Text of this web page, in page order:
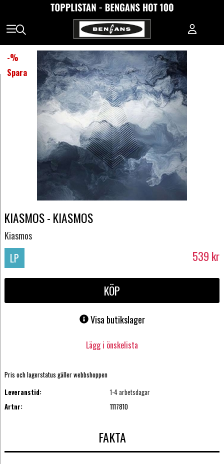
-%
Spara
KIASMOS - KIASMOS
Kiasmos
LP 539 kr
KÖP
Visa butikslager
Lägg i önskelista
Pris och lagerstatus gäller webbshoppen
Leveranstid:
1-4 arbetsdagar
Artnr:
1117810
FAKTA